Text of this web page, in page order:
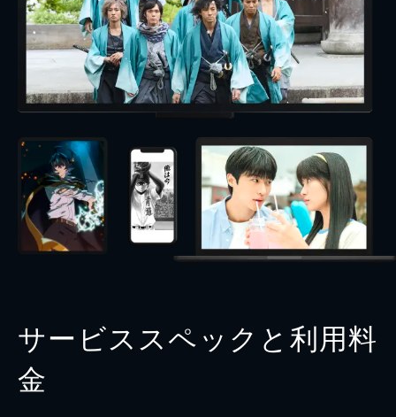
サービススペックと利用料
金